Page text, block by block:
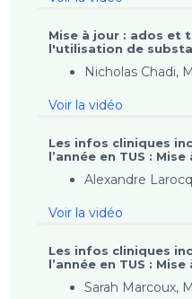
Mise à jour : ados et
l'utilisation de
Nicholas Chadi,
Voir la vidéo
Les infos cliniques
l’année en TUS :
Alexandre
Voir la vidéo
Les infos cliniques
l’année en TUS :
Sarah Marcoux,